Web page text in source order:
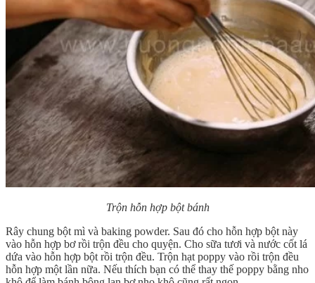
Trộn hỗn hợp bột bánh
Rây chung bột mì và baking powder. Sau đó cho hỗn hợp bột này
vào hỗn hợp bơ rồi trộn đều cho quyện. Cho sữa tươi và nước cốt lá
dứa vào hỗn hợp bột rồi trộn đều. Trộn hạt poppy vào rồi trộn đều
hỗn hợp một lần nữa. Nếu thích bạn có thể thay thế poppy bằng nho